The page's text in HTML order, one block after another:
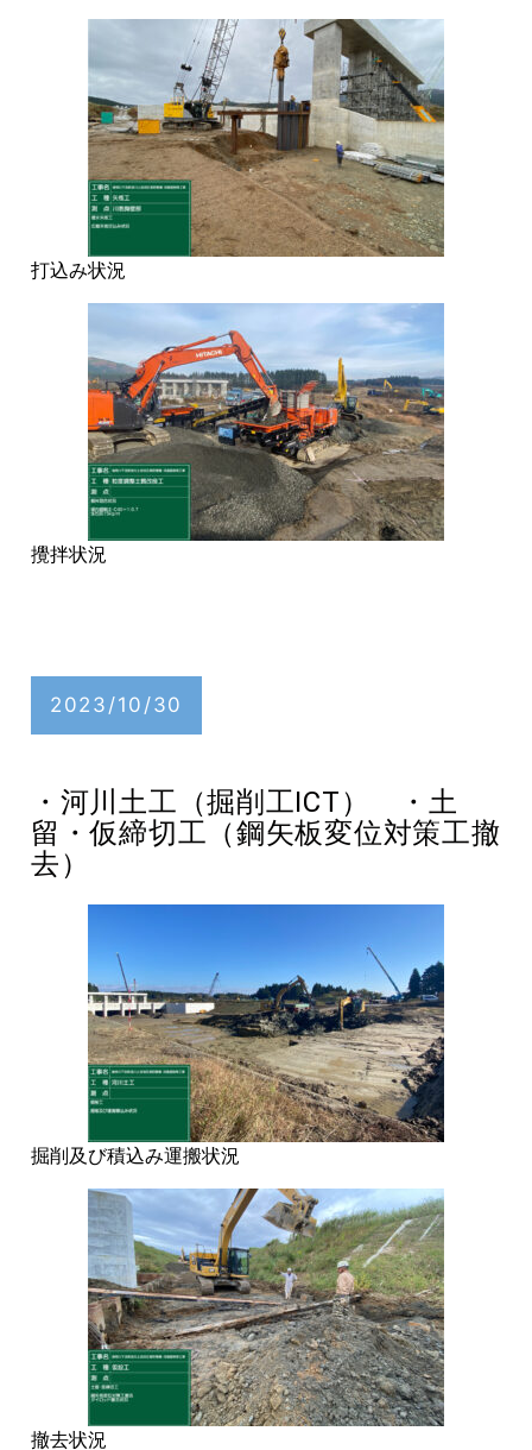
打込み状況
攪拌状況
2023/10/30
・河川土工（掘削工ICT） ・土
留・仮締切工（鋼矢板変位対策工撤
去）
掘削及び積込み運搬状況
撤去状況